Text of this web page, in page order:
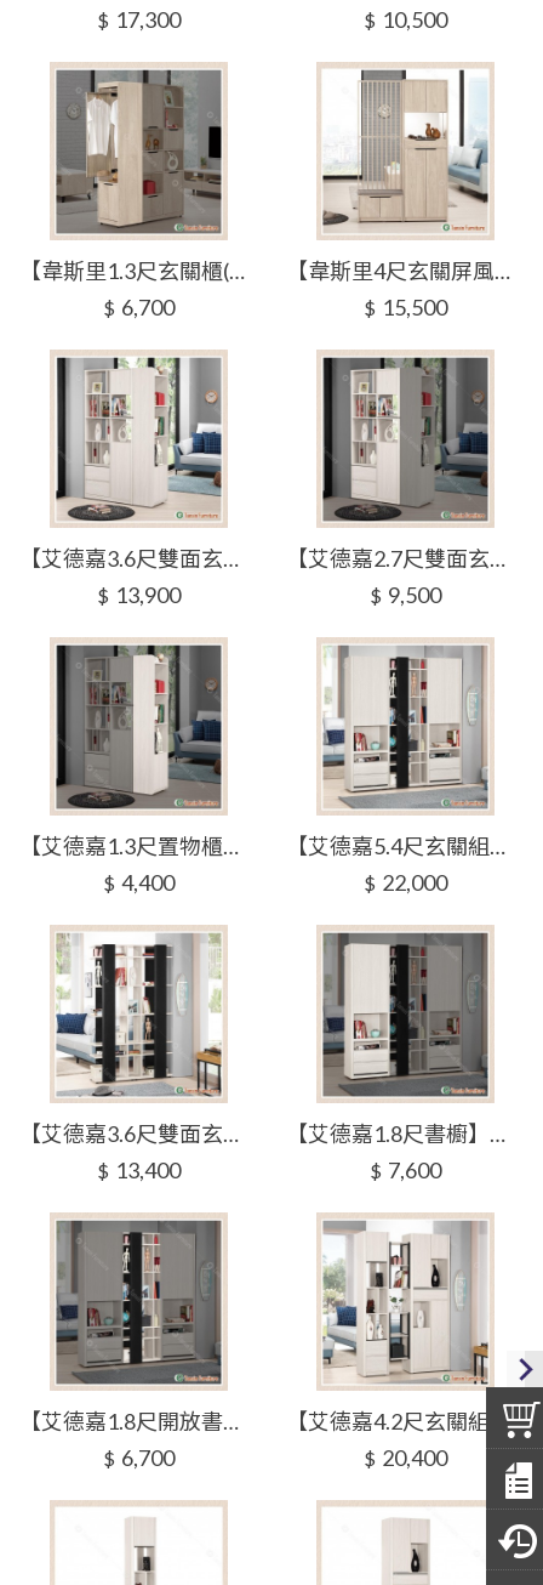
$ 17,300 $ 10,500
【韋斯里1.3尺玄關櫃(附拉鏡)】【2025-B1517-3】【添興家具】
$ 6,700
【韋斯里4尺玄關屏風鞋櫃】【2025-B1518-1】【添興家具】
$ 15,500
【艾德嘉3.6尺雙面玄關櫃】【2024-B416-2】【添興家具】
$ 13,900
【艾德嘉2.7尺雙面玄關櫃】【2024-B416-3】【添興家具】
$ 9,500
【艾德嘉1.3尺置物櫃】【2024-B416-4】【添興家具】
$ 4,400
【艾德嘉5.4尺玄關組合櫃(全組)】【2024-B417-1】【添興家具】
$ 22,000
【艾德嘉3.6尺雙面玄關組合櫃(全組)】【2024-B417-2】【添興家具】
$ 13,400
【艾德嘉1.8尺書櫥】【2024-B417-3】【添興家具】
$ 7,600
【艾德嘉1.8尺開放書櫥】【2024-B417-4】【添興家具】
$ 6,700
【艾德嘉4.2尺玄關組合櫃(全組)】【2024-B418-1】【添興家具】
$ 20,400